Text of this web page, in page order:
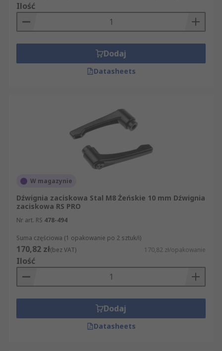
Ilość
Dodaj
Datasheets
W magazynie
Dźwignia zaciskowa Stal M8 Żeńskie 10 mm Dźwignia
zaciskowa RS PRO
Nr art. RS 478-494
Suma częściowa (1 opakowanie po 2 sztuk/i)
170,82 zł(bez VAT) 170,82 zł/opakowanie
Ilość
Dodaj
Datasheets